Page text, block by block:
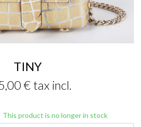
TINY
€ tax incl.
This product is no longer in stock